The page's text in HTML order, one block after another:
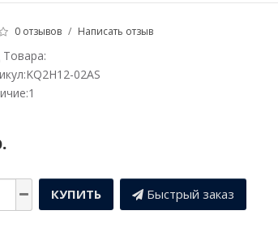
0 отзывов / Написать отзыв
02AS
КУПИТЬ Быстрый заказ